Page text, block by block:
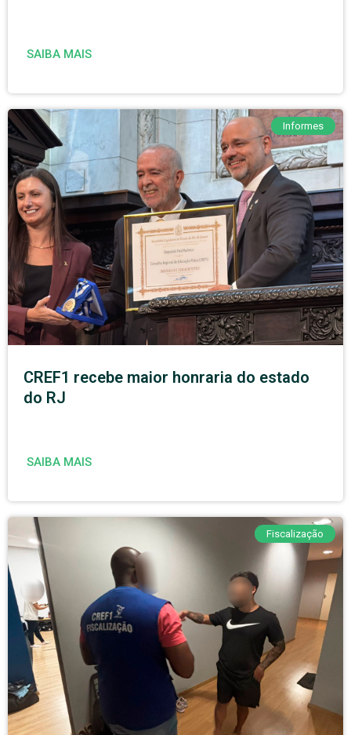
SAIBA MAIS
Informes
CREF1 recebe maior honraria do estado
do RJ
SAIBA MAIS
Fiscalização